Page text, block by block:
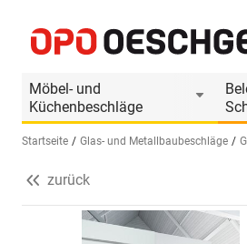
Möbel- und
Küchenbeschläge
Sprache wählen (DE)
Startseite Glas- und Metallbaubeschläge
Produktinformationen
zurück